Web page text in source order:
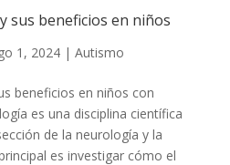
sus beneficios en niños
1, 2024| Autismo
beneficios en niños con
es una disciplina científica
de la neurología y la
es investigar cómo el